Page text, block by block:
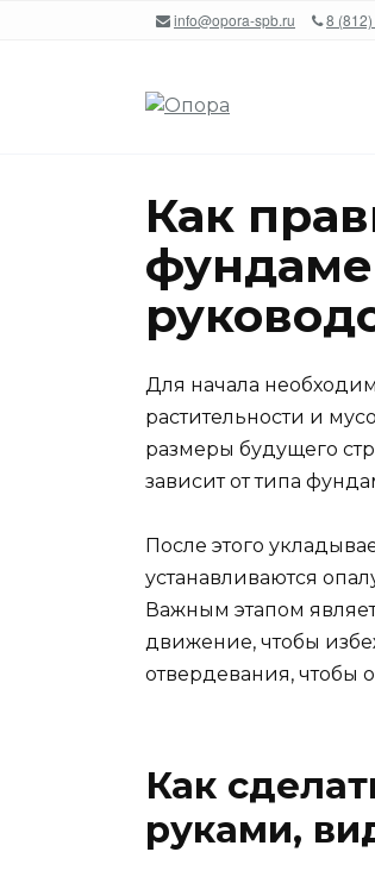
info@opora-spb.ru 8
Как
Для начала
растительности и
размеры будущего
зависит от типа
После этого
устанавливаются
Важным этапом
движение, чтобы
отвердевания, чтобы
Как
руками,